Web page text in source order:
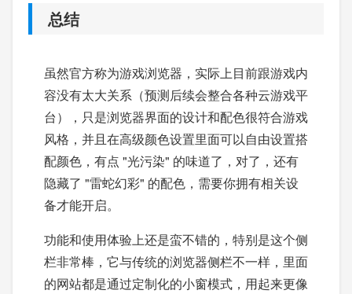
总结
虽然官方称为游戏浏览器，实际上目前跟游戏内
容没有太大关系（预测后续会整合各种云游戏平
台），只是浏览器界面的设计和配色很符合游戏
风格，并且在高级颜色设置里面可以自由设置搭
配颜色，有点 "光污染" 的味道了，对了，还有
隐藏了 "雷蛇幻彩" 的配色，需要你拥有相关设
备才能开启。
功能和使用体验上还是蛮不错的，特别是这个侧
栏非常棒，它与传统的浏览器侧栏不一样，里面
的网站都是通过定制化的小窗模式，用起来更像